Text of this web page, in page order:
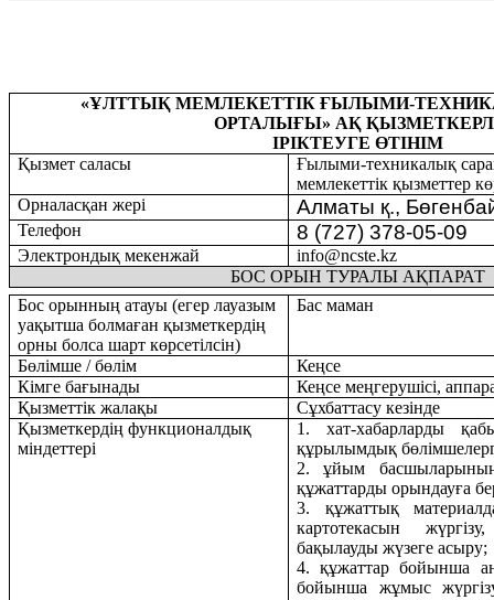
«ҰЛТТЫҚ МЕМЛЕКЕТТІК ҒЫЛЫМИ-
ОРТАЛЫҒЫ» АҚ
ІРІКТЕУГЕ ӨТІНІМ
Қызмет саласы
Ғылыми-техникалық
мемлекеттік қызметтер
Орналасқан жері
Алматы қ.,
Телефон 8 (727) 378-05-09
Электрондық мекенжай info@ncste.kz
БОС ОРЫН ТУРАЛЫ АҚПАРАТ
Бос орынның атауы (егер лауазым
уақытша болмаған қызметкердің
орны болса шарт көрсетілсін)
Бас маман
Бөлімше / бөлім Кеңсе
Кімге бағынады
Кеңсе меңгерушісі,
Қызметтік жалақы
Сұхбаттасу кезінде
Қызметкердің функционалдық
міндеттері
1. хат-хабарларды
құрылымдық
2. ұйым
құжаттарды орындауға
3. құжаттық
картотекасын
бақылауды жүзеге асыру;
4. құжаттар бойынша
бойынша жұмыс